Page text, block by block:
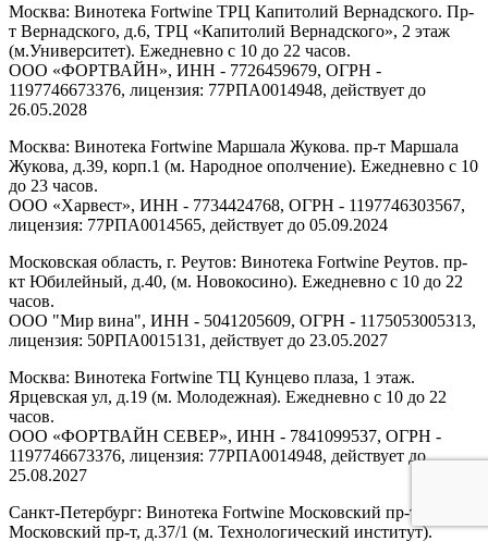
Москва: Винотека Fortwine ТРЦ Капитолий Вернадского. Пр-
т Вернадского, д.6, ТРЦ «Капитолий Вернадского», 2 этаж
(м.Университет). Ежедневно с 10 до 22 часов.
ООО «ФОРТВАЙН», ИНН - 7726459679, ОГРН -
1197746673376, лицензия: 77РПА0014948, действует до
26.05.2028
Москва: Винотека Fortwine Маршала Жукова. пр-т Маршала
Жукова, д.39, корп.1 (м. Народное ополчение). Ежедневно с 10
до 23 часов.
ООО «Харвест», ИНН - 7734424768, ОГРН - 1197746303567,
лицензия: 77РПА0014565, действует до 05.09.2024
Московская область, г. Реутов: Винотека Fortwine Реутов. пр-
кт Юбилейный, д.40, (м. Новокосино). Ежедневно с 10 до 22
часов.
ООО "Мир вина", ИНН - 5041205609, ОГРН - 1175053005313,
лицензия: 50РПА0015131, действует до 23.05.2027
Москва: Винотека Fortwine ТЦ Кунцево плаза, 1 этаж.
Ярцевская ул, д.19 (м. Молодежная). Ежедневно с 10 до 22
часов.
ООО «ФОРТВАЙН СЕВЕР», ИНН - 7841099537, ОГРН -
1197746673376, лицензия: 77РПА0014948, действует до
25.08.2027
Санкт-Петербург: Винотека Fortwine Московский пр-т.
Московский пр-т, д.37/1 (м. Технологический институт).